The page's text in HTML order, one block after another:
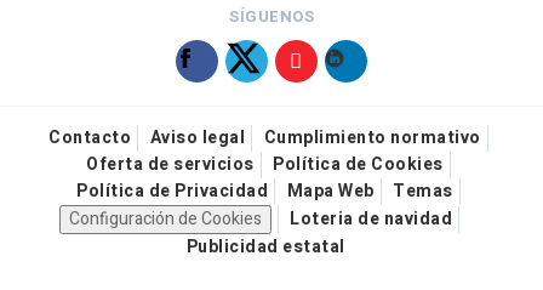
SÍGUENOS
Contacto Aviso legal
Cumplimiento normativo
Oferta de servicios
Política de Cookies
Política de Privacidad
Mapa Web
Temas
Configuración de Cookies
Loteria de navidad
Publicidad estatal